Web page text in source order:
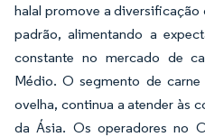
halal promove a
padrão, alimentando a
constante no mercado de
Médio. O segmento de
ovelha, continua a atender às
da Ásia. Os operadores no